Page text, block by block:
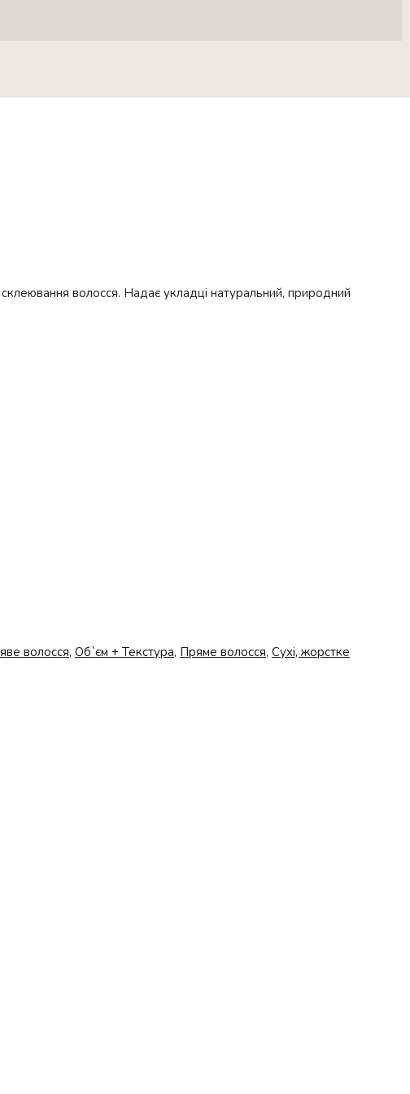
волосся. Надає укладці натуральний, природний
волосся, Об`єм + Текстура, Пряме волосся, Сухі, жорстке